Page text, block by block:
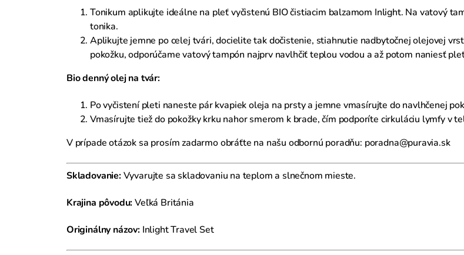
Tonikum aplikujte ideálne na pleť vyčistenú BIO čistiacim balzamom Inlight. Na vatový
tonika.
Aplikujte jemne po celej tvári, docielite tak dočistenie, stiahnutie nadbytočnej olejovej
pokožku, odporúčame vatový tampón najprv navlhčiť teplou vodou a až potom naniesť
Bio denný olej na tvár:
Po vyčistení pleti naneste pár kvapiek oleja na prsty a jemne vmasírujte do navlhčenej
Vmasírujte tiež do pokožky krku nahor smerom k brade, čím podporíte cirkuláciu lymfy v
V prípade otázok sa prosím zadarmo obráťte na našu odbornú poradňu: poradna@puravia.sk
Skladovanie:Vyvarujte sa skladovaniu na teplom a slnečnom mieste.
Krajina pôvodu:Veľká Británia
Originálny názov:Inlight Travel Set